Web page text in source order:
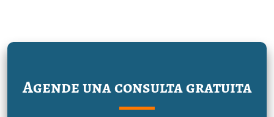
Agende una consulta gratuita